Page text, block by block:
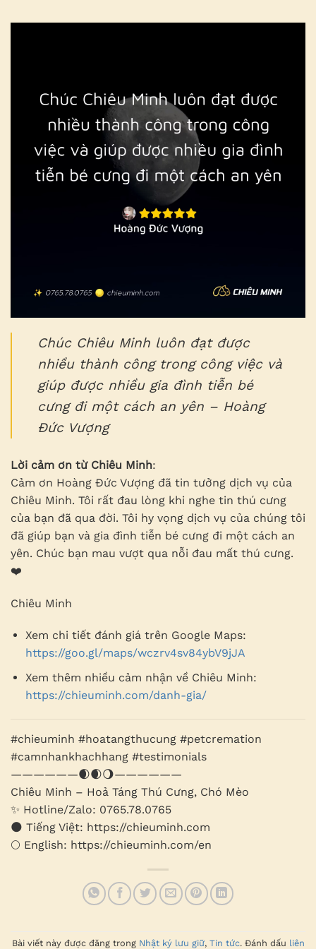
Chúc Chiêu Minh luôn đạt được
nhiều thành công trong công việc và
giúp được nhiều gia đình tiễn bé
cưng đi một cách an yên – Hoàng
Đức Vượng
Lời cảm ơn từ Chiêu Minh:
Cảm ơn Hoàng Đức Vượng đã tin tưởng dịch vụ của
Chiêu Minh. Tôi rất đau lòng khi nghe tin thú cưng
của bạn đã qua đời. Tôi hy vọng dịch vụ của chúng tôi
đã giúp bạn và gia đình tiễn bé cưng đi một cách an
yên. Chúc bạn mau vượt qua nỗi đau mất thú cưng.
❤️
Chiêu Minh
Xem chi tiết đánh giá trên Google Maps:
https://goo.gl/maps/wczrv4sv84ybV9jJA
Xem thêm nhiều cảm nhận về Chiêu Minh:
https://chieuminh.com/danh-gia/
#chieuminh #hoatangthucung #petcremation
#camnhankhachhang #testimonials
——————🌒🌒🌖——————
Chiêu Minh – Hoả Táng Thú Cưng, Chó Mèo
✨ Hotline/Zalo: 0765.78.0765
🌑 Tiếng Việt: https://chieuminh.com
🌕 English: https://chieuminh.com/en
Bài viết này được đăng trong Nhật ký lưu giữ, Tin tức. Đánh dấu liên